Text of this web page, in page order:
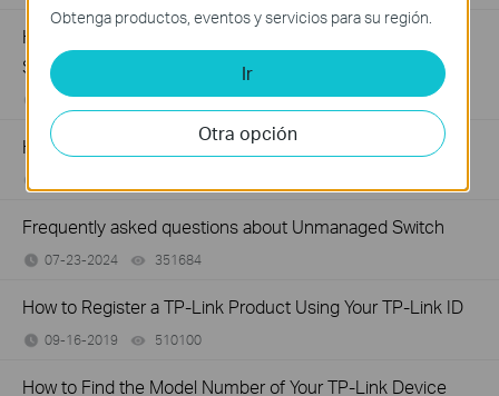
How to Troubleshoot Unstable Internet Issue on Omada
Switch
06-24-2026 129875views
How to Troubleshoot No Internet Issue on Omada Switch
Frequently asked questions about Unmanaged Switch
07-23-2024 351684
How to Register a TP-Link Product Using Your TP-Link ID
09-16-2019 510100
How to Find the Model Number of Your TP-Link Device
Obtenga productos, eventos y servicios para su región.
Ir
Otra opción